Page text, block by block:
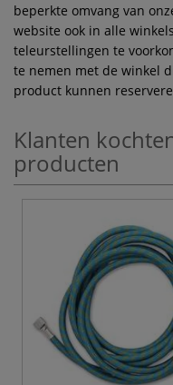
beperkte omvang van
website ook in alle
teleurstellingen te
te nemen met de winkel
product kunnen
Klanten
producten